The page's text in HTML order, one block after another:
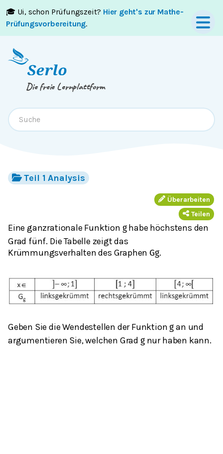
🎓 Ui, schon Prüfungszeit? Hier geht's zur Mathe-
Prüfungsvorbereitung.
Springe zumInhaltoderFooter
Die freie Lernplattform
Teil 1 Analysis
Überarbeiten
Teilen
Eine ganzrationale Funktion ghabe höchstens den
Grad fünf. Die Tabelle zeigt das
Krümmungsverhalten des Graphen Gg.
Geben Sie die Wendestellen der Funktion g an und
argumentieren Sie, welchen Grad gnur haben kann.